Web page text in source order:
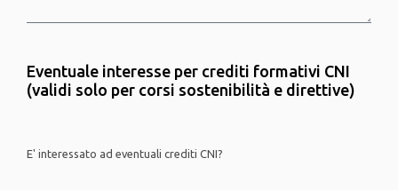
Eventuale interesse per crediti formativi CNI
(validi solo per corsi sostenibilità e direttive)
E' interessato ad eventuali crediti CNI?